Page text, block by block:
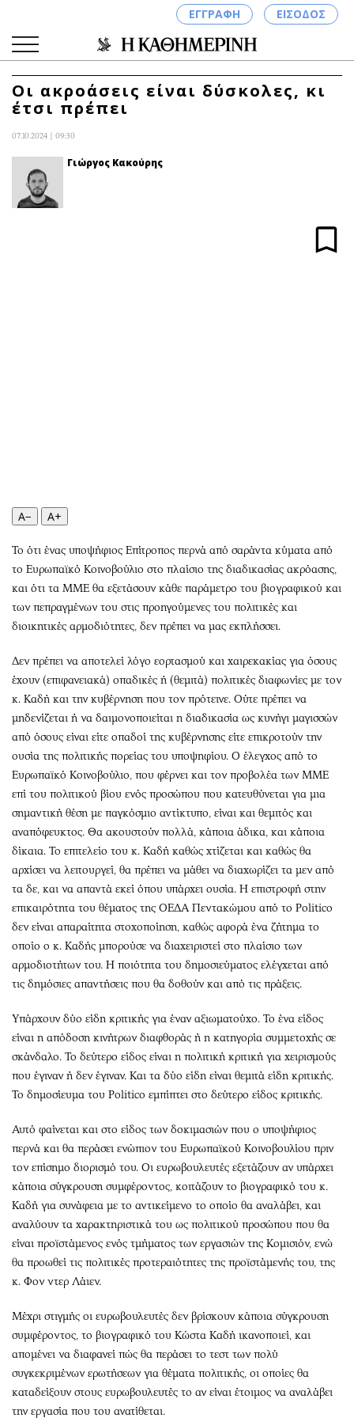
ΕΓΓΡΑΦΗ ΕΙΣΟΔΟΣ
Παιδεία
Υγεία
Οικονομία
Real Estate
Επιχειρήσεις
Αγορές
AstroBank Properties
Ενέργεια
Ναυτιλία
Περιβάλλον
Ελλάδα
Κόσμος
Παράξενα
Πολιτισμός
Σινεμά
Θέατρο-Χορός
Μουσική
Εικαστικά
Βιβλίο
Χειρόγραφα
Γενικά
Αναδρομές
Πρόσωπα
Περιβάλλον
Γυναίκα
Showbiz
Ταξίδια
Συνταγές
Έξοδος
Media
Εκπομπές
Wine routes
Podcasts
Uncut
Προσφορές
Προσωπικότητες στην ''Κ''
Επιστολές
Οι ακροάσεις είναι δύσκολες, κι
έτσι πρέπει
07.10.2024 | 09:30
Γιώργος Κακούρης
A− A+
Το ότι ένας υποψήφιος Επίτροπος περνά από σαράντα κύματα από
το Ευρωπαϊκό Κοινοβούλιο στο πλαίσιο της διαδικασίας ακρόασης,
και ότι τα ΜΜΕ θα εξετάσουν κάθε παράμετρο του βιογραφικού και
των πεπραγμένων του στις προηγούμενες του πολιτικές και
διοικητικές αρμοδιότητες, δεν πρέπει να μας εκπλήσσει.
Δεν πρέπει να αποτελεί λόγο εορτασμού και χαιρεκακίας για όσους
έχουν (επιφανειακά) οπαδικές ή (θεμιτά) πολιτικές διαφωνίες με τον
κ. Καδή και την κυβέρνηση που τον πρότεινε. Ούτε πρέπει να
μηδενίζεται ή να δαιμονοποιείται η διαδικασία ως κυνήγι μαγισσών
από όσους είναι είτε οπαδοί της κυβέρνησης είτε επικροτούν την
ουσία της πολιτικής πορείας του υποψηφίου. Ο έλεγχος από το
Ευρωπαϊκό Κοινοβούλιο, που φέρνει και τον προβολέα των ΜΜΕ
επί του πολιτικού βίου ενός προσώπου που κατευθύνεται για μια
σημαντική θέση με παγκόσμιο αντίκτυπο, είναι και θεμιτός και
αναπόφευκτος. Θα ακουστούν πολλά, κάποια άδικα, και κάποια
δίκαια. Το επιτελείο του κ. Καδή καθώς χτίζεται και καθώς θα
αρχίσει να λειτουργεί, θα πρέπει να μάθει να διαχωρίζει τα μεν από
τα δε, και να απαντά εκεί όπου υπάρχει ουσία. Η επιστροφή στην
επικαιρότητα του θέματος της ΟΕΔΑ Πεντακώμου από το Politico
δεν είναι απαραίτητα στοχοποίηση, καθώς αφορά ένα ζήτημα το
οποίο ο κ. Καδής μπορούσε να διαχειριστεί στο πλαίσιο των
αρμοδιοτήτων του. Η ποιότητα του δημοσιεύματος ελέγχεται από
τις δημόσιες απαντήσεις που θα δοθούν και από τις πράξεις.
Υπάρχουν δύο είδη κριτικής για έναν αξιωματούχο. Το ένα είδος
είναι η απόδοση κινήτρων διαφθοράς ή η κατηγορία συμμετοχής σε
σκάνδαλο. Το δεύτερο είδος είναι η πολιτική κριτική για χειρισμούς
που έγιναν ή δεν έγιναν. Και τα δύο είδη είναι θεμιτά είδη κριτικής.
Το δημοσίευμα του Politico εμπίπτει στο δεύτερο είδος κριτικής.
Αυτό φαίνεται και στο είδος των δοκιμασιών που ο υποψήφιος
περνά και θα περάσει ενώπιον του Ευρωπαϊκού Κοινοβουλίου πριν
τον επίσημο διορισμό του. Οι ευρωβουλευτές εξετάζουν αν υπάρχει
κάποια σύγκρουση συμφέροντος, κοιτάζουν το βιογραφικό του κ.
Καδή για συνάφεια με το αντικείμενο το οποίο θα αναλάβει, και
αναλύουν τα χαρακτηριστικά του ως πολιτικού προσώπου που θα
είναι προϊστάμενος ενός τμήματος των εργασιών της Κομισιόν, ενώ
θα προωθεί τις πολιτικές προτεραιότητες της προϊστάμενής του, της
κ. Φον ντερ Λάιεν.
Μέχρι στιγμής οι ευρωβουλευτές δεν βρίσκουν κάποια σύγκρουση
συμφέροντος, το βιογραφικό του Κώστα Καδή ικανοποιεί, και
απομένει να διαφανεί πώς θα περάσει το τεστ των πολύ
συγκεκριμένων ερωτήσεων για θέματα πολιτικής, οι οποίες θα
καταδείξουν στους ευρωβουλευτές το αν είναι έτοιμος να αναλάβει
την εργασία που του ανατίθεται.